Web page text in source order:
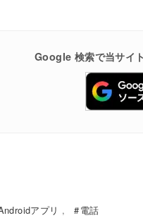
Google 検索で当サイ
アプリ 電話